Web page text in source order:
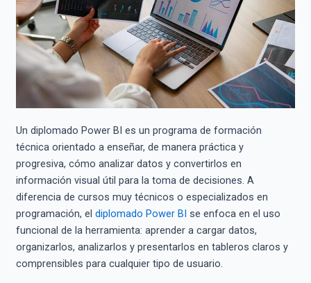
Un diplomado Power BI es un programa de formación
técnica orientado a enseñar, de manera práctica y
progresiva, cómo analizar datos y convertirlos en
información visual útil para la toma de decisiones. A
diferencia de cursos muy técnicos o especializados en
programación, el diplomado Power BI se enfoca en el uso
funcional de la herramienta: aprender a cargar datos,
organizarlos, analizarlos y presentarlos en tableros claros y
comprensibles para cualquier tipo de usuario.